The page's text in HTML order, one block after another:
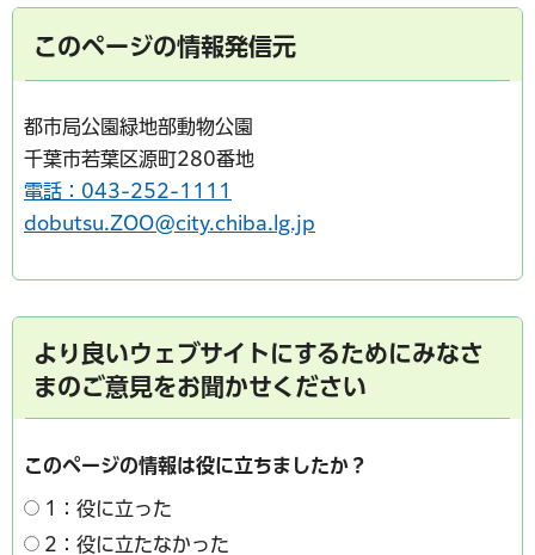
このページの情報発信元
都市局公園緑地部動物公園
千葉市若葉区源町280番地
電話：043-252-1111
dobutsu.ZOO@city.chiba.lg.jp
より良いウェブサイトにするためにみなさ
まのご意見をお聞かせください
このページの情報は役に立ちましたか？
1：役に立った
2：役に立たなかった